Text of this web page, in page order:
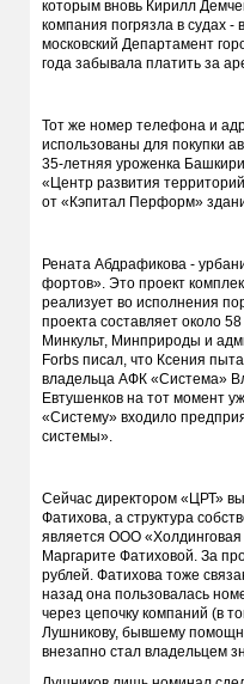
которым вновь Кирилл
компания погрязла в судах -
московский Департамент
года забывала платить за
Тот же номер телефона и
использованы для покупки
35-летняя уроженка
«Центр развития
от «Кэпитал Перформ»
Рената Абдрафикова -
фортов». Это проект
реализует во исполнения
проекта составляет около
Минкульт, Минприроды и
Forbs писал, что Ксения
владельца АФК «Система»
Евтушенков на тот момент
«Систему» входило
системы».
Сейчас директором «ЦРТ»
Фатихова, а структура
является ООО
Маргарите Фатиховой. За
рублей. Фатихова тоже
назад она пользовалась
через цепочку компаний (в
Лушникову, бывшему
внезапно стал владельцем